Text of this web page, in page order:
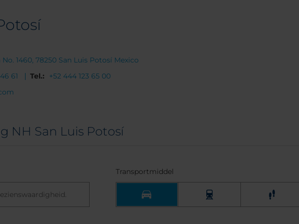
1460, 78250 San Luis Potosí Mexico
61 Tel.:
+52 444 123 65 00
NH San Luis Potosí
Transportmiddel